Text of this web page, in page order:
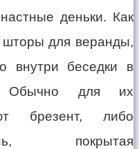
деньки. Как
шторы для веранды,
внутри беседки в
Обычно для их
брезент, либо
покрытая